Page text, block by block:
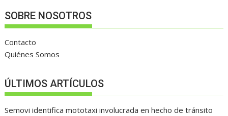
SOBRE NOSOTROS
Contacto
Quiénes Somos
ÚLTIMOS ARTÍCULOS
Semovi identifica mototaxi involucrada en hecho de tránsito